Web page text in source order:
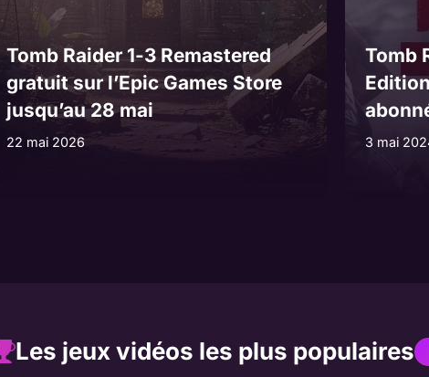
Tomb Raider 1-3 Remastered
gratuit sur l’Epic Games Store
jusqu’au 28 mai
22 mai 2026
Tomb
3 mai
Les jeux vidéos les plus populaires